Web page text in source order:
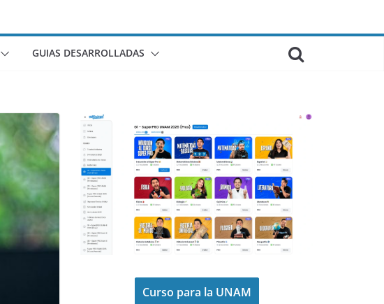
GUIAS DESARROLLADAS
Curso para la UNAM